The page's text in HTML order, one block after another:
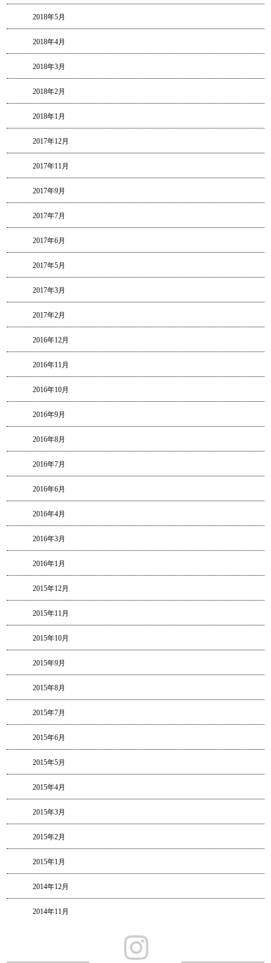
2018年5月
2018年4月
2018年3月
2018年2月
2018年1月
2017年12月
2017年11月
2017年9月
2017年7月
2017年6月
2017年5月
2017年3月
2017年2月
2016年12月
2016年11月
2016年10月
2016年9月
2016年8月
2016年7月
2016年6月
2016年4月
2016年3月
2016年1月
2015年12月
2015年11月
2015年10月
2015年9月
2015年8月
2015年7月
2015年6月
2015年5月
2015年4月
2015年3月
2015年2月
2015年1月
2014年12月
2014年11月